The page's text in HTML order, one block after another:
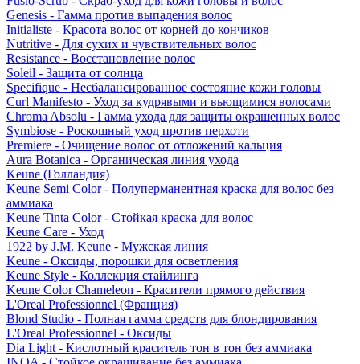
Genesis - Гамма против выпадения волос
Initialiste - Красота волос от корней до кончиков
Nutritive - Для сухих и чувствительных волос
Resistance - Восстановление волос
Soleil - Защита от солнца
Specifique - Несбалансированное состояние кожи головы
Curl Manifesto - Уход за кудрявыми и вьющимися волосами
Chroma Absolu - Гамма ухода для защиты окрашенных волос
Symbiose - Роскошный уход против перхоти
Premiere - Очищение волос от отложений кальция
Aura Botanica - Органическая линия ухода
Keune (Голландия)
Keune Semi Color - Полуперманентная краска для волос без
аммиака
Keune Tinta Color - Стойкая краска для волос
Keune Care - Уход
1922 by J.M. Keune - Мужская линия
Keune - Оксиды, порошки для осветления
Keune Style - Коллекция стайлинга
Keune Color Chameleon - Красители прямого действия
L'Oreal Professionnel (Франция)
Blond Studio - Полная гамма средств для блондирования
L'Oreal Professionnel - Оксиды
Dia Light - Кислотный краситель тон в тон без аммиака